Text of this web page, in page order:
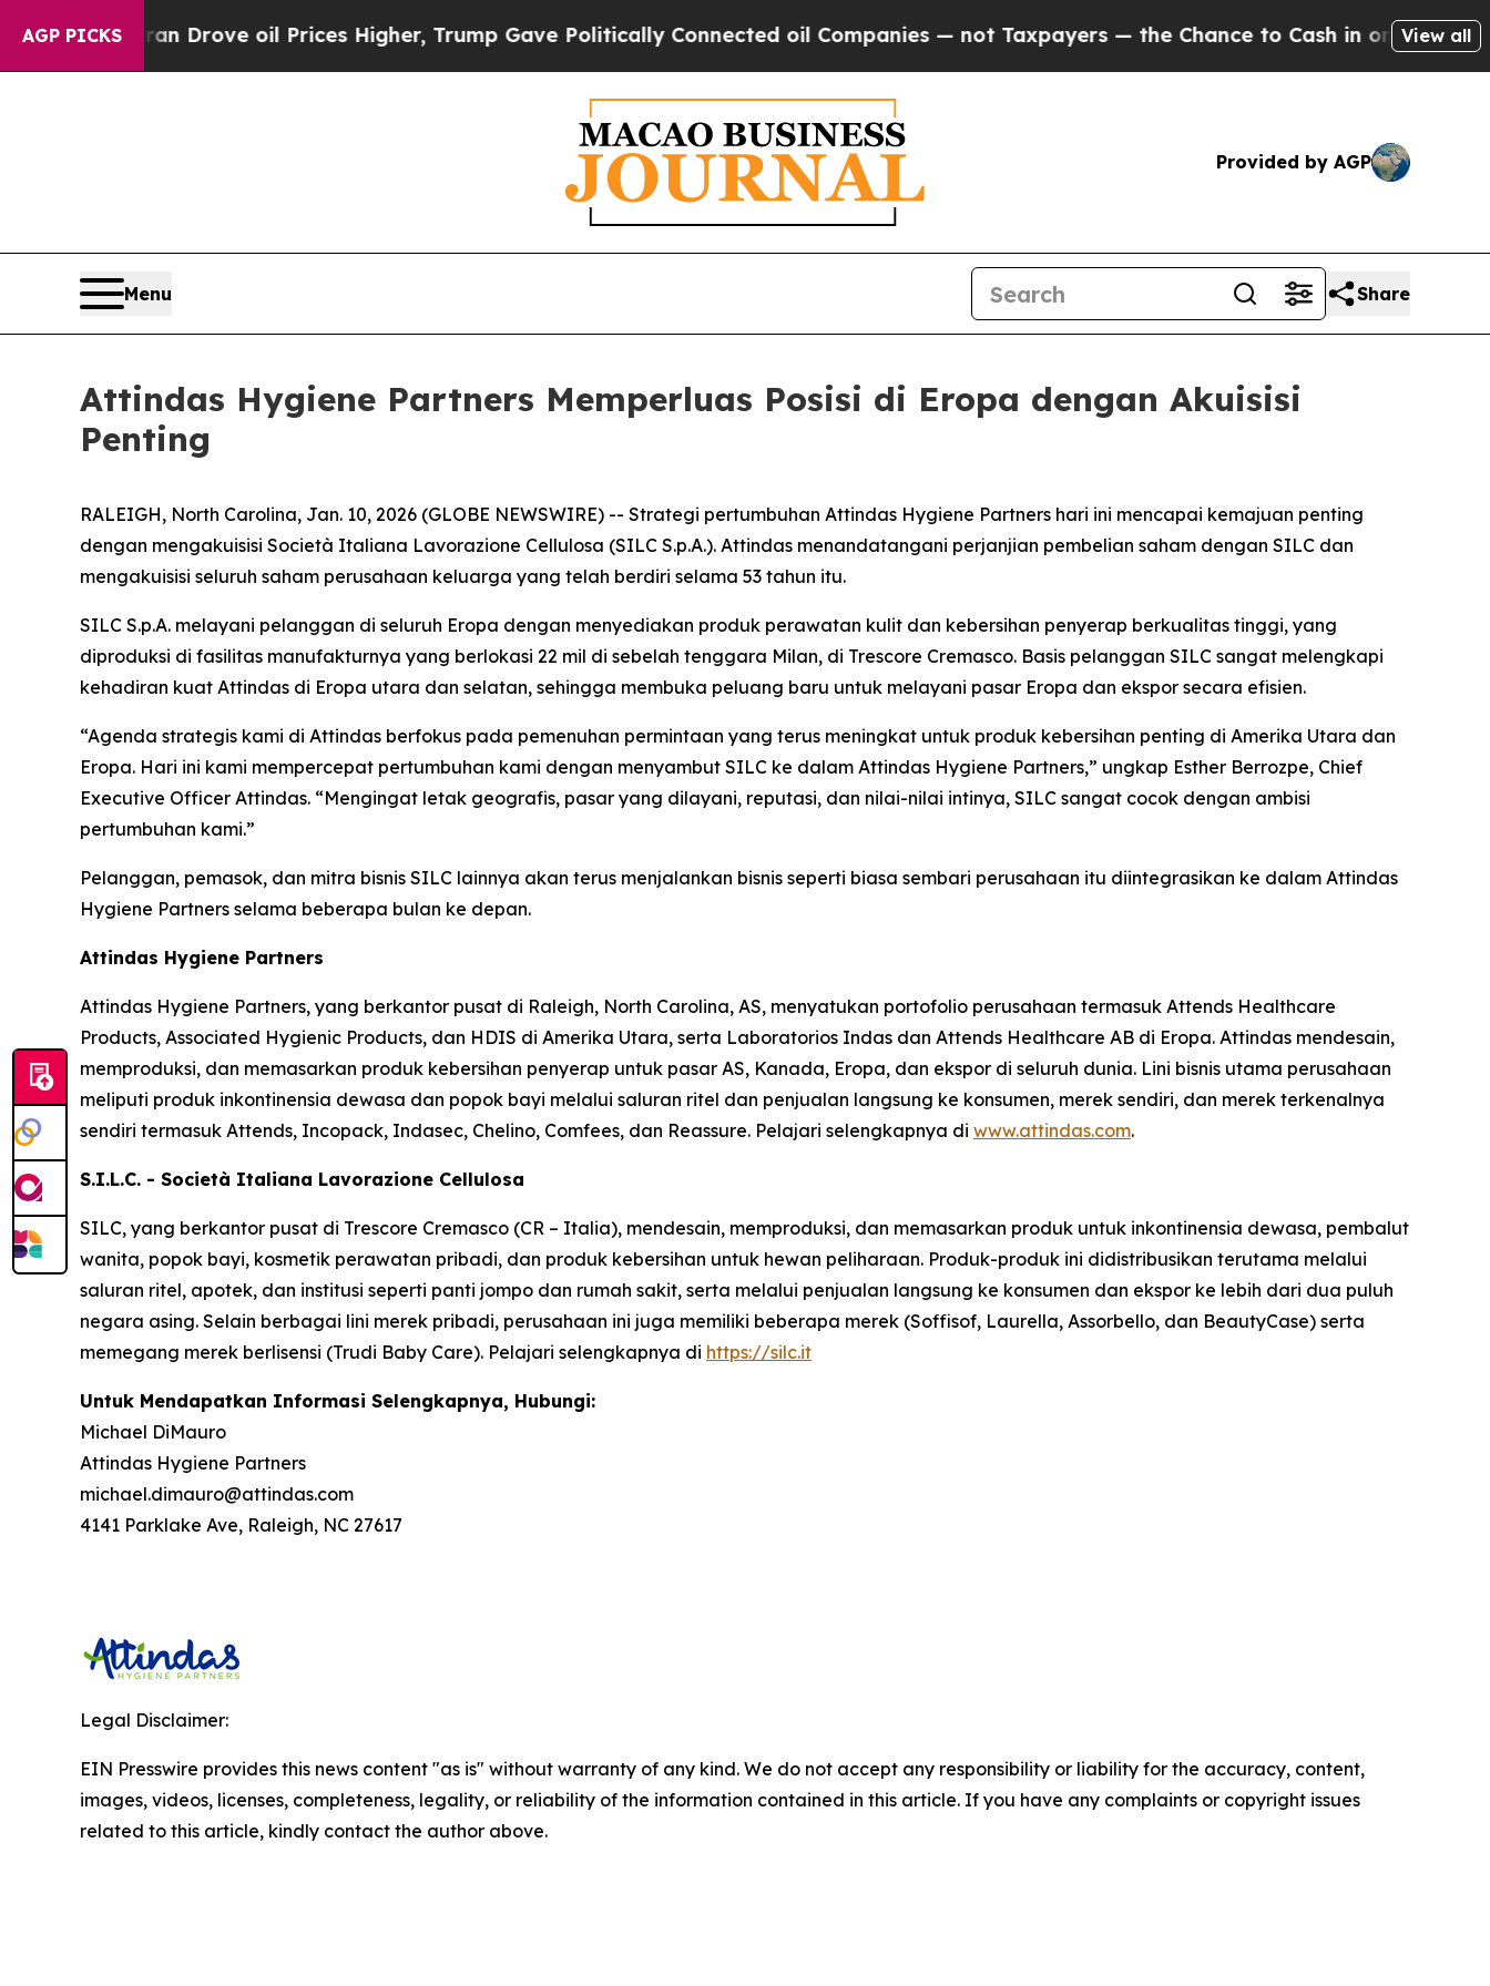
AGP PICKS
With Iran Drove oil Prices Higher, Trump Gave Politically Connected oil Companies — not Taxpayers — the Chance to Cash in on Publicly Owned
View all
Provided by AGP
Menu Share
Attindas Hygiene Partners Memperluas Posisi di Eropa dengan Akuisisi
Penting
RALEIGH, North Carolina, Jan. 10, 2026 (GLOBE NEWSWIRE) -- Strategi pertumbuhan Attindas Hygiene Partners hari ini mencapai kemajuan penting
dengan mengakuisisi Società Italiana Lavorazione Cellulosa (SILC S.p.A.). Attindas menandatangani perjanjian pembelian saham dengan SILC dan
mengakuisisi seluruh saham perusahaan keluarga yang telah berdiri selama 53 tahun itu.
SILC S.p.A. melayani pelanggan di seluruh Eropa dengan menyediakan produk perawatan kulit dan kebersihan penyerap berkualitas tinggi, yang
diproduksi di fasilitas manufakturnya yang berlokasi 22 mil di sebelah tenggara Milan, di Trescore Cremasco. Basis pelanggan SILC sangat melengkapi
kehadiran kuat Attindas di Eropa utara dan selatan, sehingga membuka peluang baru untuk melayani pasar Eropa dan ekspor secara efisien.
“Agenda strategis kami di Attindas berfokus pada pemenuhan permintaan yang terus meningkat untuk produk kebersihan penting di Amerika Utara dan
Eropa. Hari ini kami mempercepat pertumbuhan kami dengan menyambut SILC ke dalam Attindas Hygiene Partners,” ungkap Esther Berrozpe, Chief
Executive Officer Attindas. “Mengingat letak geografis, pasar yang dilayani, reputasi, dan nilai-nilai intinya, SILC sangat cocok dengan ambisi
pertumbuhan kami.”
Pelanggan, pemasok, dan mitra bisnis SILC lainnya akan terus menjalankan bisnis seperti biasa sembari perusahaan itu diintegrasikan ke dalam Attindas
Hygiene Partners selama beberapa bulan ke depan.
Attindas Hygiene Partners
Attindas Hygiene Partners, yang berkantor pusat di Raleigh, North Carolina, AS, menyatukan portofolio perusahaan termasuk Attends Healthcare
Products, Associated Hygienic Products, dan HDIS di Amerika Utara, serta Laboratorios Indas dan Attends Healthcare AB di Eropa. Attindas mendesain,
memproduksi, dan memasarkan produk kebersihan penyerap untuk pasar AS, Kanada, Eropa, dan ekspor di seluruh dunia. Lini bisnis utama perusahaan
meliputi produk inkontinensia dewasa dan popok bayi melalui saluran ritel dan penjualan langsung ke konsumen, merek sendiri, dan merek terkenalnya
sendiri termasuk Attends, Incopack, Indasec, Chelino, Comfees, dan Reassure. Pelajari selengkapnya di www.attindas.com.
S.I.L.C. - Società Italiana Lavorazione Cellulosa
SILC, yang berkantor pusat di Trescore Cremasco (CR – Italia), mendesain, memproduksi, dan memasarkan produk untuk inkontinensia dewasa, pembalut
wanita, popok bayi, kosmetik perawatan pribadi, dan produk kebersihan untuk hewan peliharaan. Produk-produk ini didistribusikan terutama melalui
saluran ritel, apotek, dan institusi seperti panti jompo dan rumah sakit, serta melalui penjualan langsung ke konsumen dan ekspor ke lebih dari dua puluh
negara asing. Selain berbagai lini merek pribadi, perusahaan ini juga memiliki beberapa merek (Soffisof, Laurella, Assorbello, dan BeautyCase) serta
memegang merek berlisensi (Trudi Baby Care). Pelajari selengkapnya di https://silc.it
Untuk Mendapatkan Informasi Selengkapnya, Hubungi:
Michael DiMauro
Attindas Hygiene Partners
michael.dimauro@attindas.com
4141 Parklake Ave, Raleigh, NC 27617
Legal Disclaimer:
EIN Presswire provides this news content "as is" without warranty of any kind. We do not accept any responsibility or liability for the accuracy, content,
images, videos, licenses, completeness, legality, or reliability of the information contained in this article. If you have any complaints or copyright issues
related to this article, kindly contact the author above.